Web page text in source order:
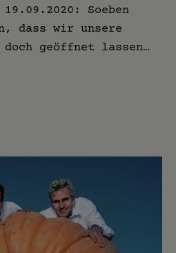
Soeben
dass wir unsere
doch geöffnet lassen…